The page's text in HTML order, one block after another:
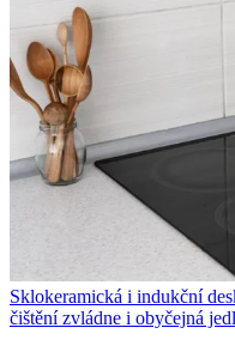
Sklokeramická i indukční
čištění zvládne i obyčejná